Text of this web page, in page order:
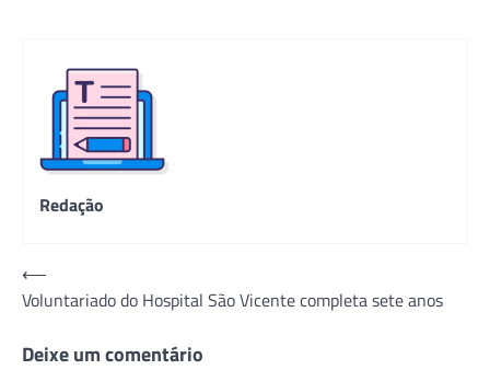
Redação
Navegação
de
Post
⟵
Voluntariado do Hospital São Vicente completa sete anos
Deixe um comentário